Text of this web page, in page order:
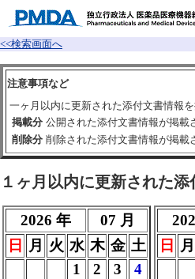
<<検索画面へ
注意事項など
一ヶ月以内に更新された添付文書情報を
掲載分 公開された添付文書情報が掲載
削除分 削除された添付文書情報が掲載
１ヶ月以内に更新された添
2026 年
07 月
日
月 火 水 木 金 土
1
2 3
4
日
月